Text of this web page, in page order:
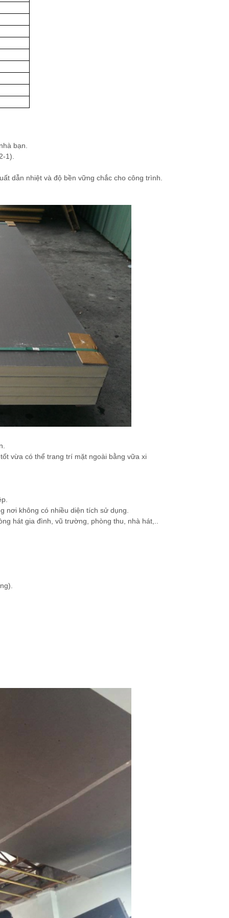
bạn.
1).
dẫn nhiệt và độ bền vững chắc cho công trình.
vừa có thể trang trí mặt ngoài bằng vữa xi
nơi không có nhiều diện tích sử dụng.
hát gia đình, vũ trường, phòng thu, nhà hát,..